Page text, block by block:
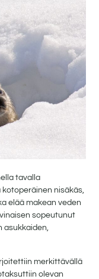
tavalla
kotoperäinen nisäkäs,
elää makean veden
sopeutunut
asukkaiden,
merkittävällä
olevan